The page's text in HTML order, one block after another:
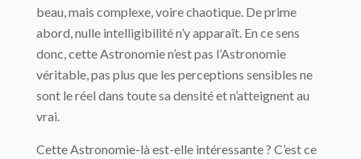
beau, mais com­plexe, voire chaotique. De prime
abord, nulle intelligibilité n’y apparaît. En ce sens
donc, cette Astronomie n’est pas l’Astronomie
véritable, pas plus que les perceptions sensibles ne
sont le réel dans toute sa densité et n’atteignent au
vrai.
Cette Astronomie-là est-elle intéressante ? C’est ce